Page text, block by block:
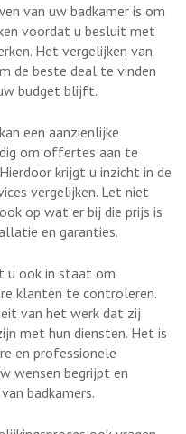
van uw badkamer is om
voordat u besluit met
Het vergelijken van
de beste deal te vinden
budget blijft.
een aanzienlijke
om offertes aan te
krijgt u inzicht in de
vergelijken. Let niet
op wat er bij die prijs is
en garanties.
u ook in staat om
klanten te controleren.
van het werk dat zij
met hun diensten. Het is
en professionele
wensen begrijpt en
badkamers.